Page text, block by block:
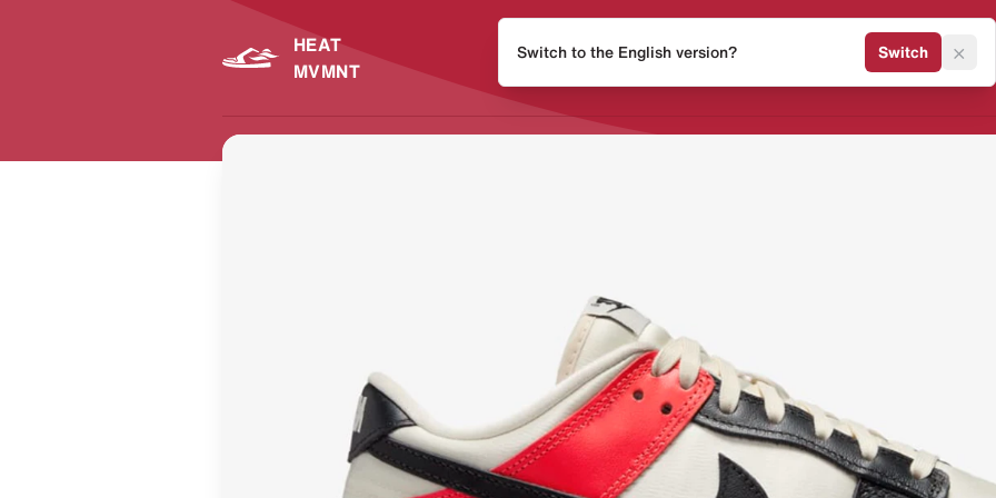
HEAT
MVMNT
Release Kalender Sneaker
Switch to the English version? Switch ×